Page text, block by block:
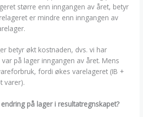
større enn inngangen av året, betyr
er mindre enn inngangen av
betyr økt kostnaden, dvs. vi har
på lager inngangen av året. Mens
fordi økes varelageret (IB +
varer).
på lager i resultatregnskapet?